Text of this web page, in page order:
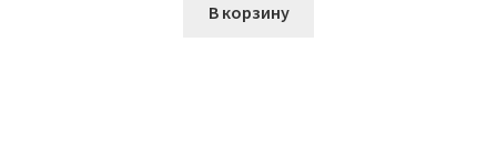
В корзину